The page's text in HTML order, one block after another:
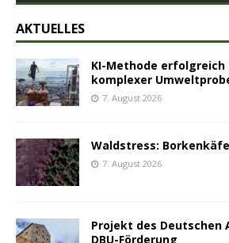
AKTUELLES
KI-Methode erfolgreich
komplexer
7. August 2026
Waldstress:
7. August 2026
Projekt des Deutschen
DBU-Förderung